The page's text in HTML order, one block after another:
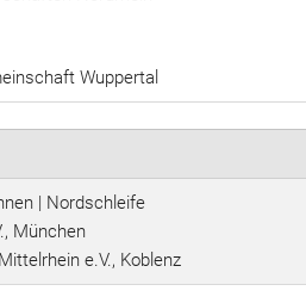
Wuppertal
| Nordschleife
München
e.V., Koblenz